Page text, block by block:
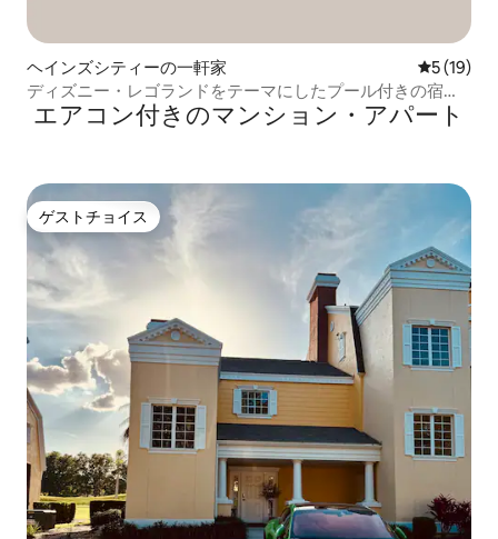
ヘインズシティーの一軒家 レビュー
5 (19)
ディズニー・レゴランドをテーマにしたプール付きの宿泊
施設｜ゴルフリゾート
エアコン付きのマンション・アパート
ゲストチョイス
ゲストチョイス